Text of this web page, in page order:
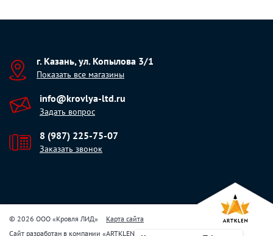
г. Казань, ул. Копылова 3/1
Показать все магазины
info@krovlya-ltd.ru
Задать вопрос
8 (987) 225-75-07
Заказать звонок
© 2026 ООО «Кровля ЛИД»
Карта сайта
Сайт разработан в компании «ARTKLEN